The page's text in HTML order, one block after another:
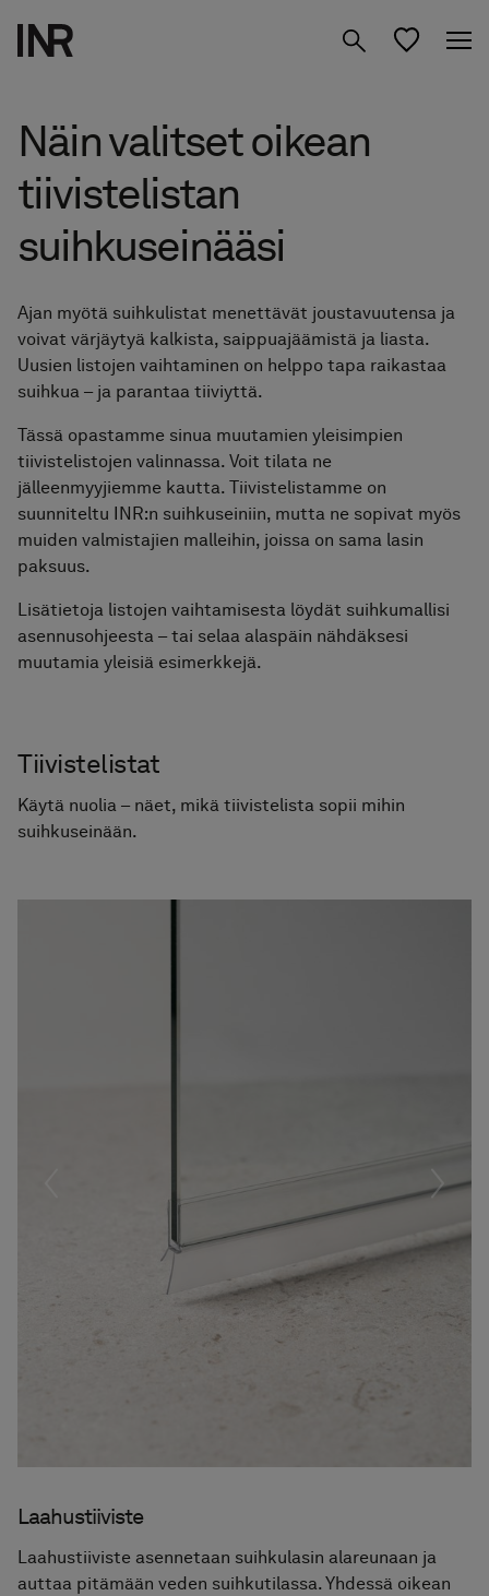
Tuotteet
Suihkuseinät
Säilytys
Peilit
Hanat & tarvikkeet
Pyyhekuivaimet
Graniittikeramiikka
Inspiraatio
Suunnittele
kylpyhuoneesi
01 Löydä Moodisi
02 Suunnittele Studiossa
03 Siirry jälleenmyyjälle
Tietoa meistä
Studio
Etsi jälleenmyyjä
Näin valitset oikean
tiivistelistan
suihkuseinääsi
Ajan myötä suihkulistat menettävät joustavuutensa ja
voivat värjäytyä kalkista, saippuajäämistä ja liasta.
Uusien listojen vaihtaminen on helppo tapa raikastaa
suihkua – ja parantaa tiiviyttä.
Tässä opastamme sinua muutamien yleisimpien
tiivistelistojen valinnassa. Voit tilata ne
jälleenmyyjiemme kautta. Tiivistelistamme on
suunniteltu INR:n suihkuseiniin, mutta ne sopivat myös
muiden valmistajien malleihin, joissa on sama lasin
paksuus.
Lisätietoja listojen vaihtamisesta löydät suihkumallisi
asennusohjeesta – tai selaa alaspäin nähdäksesi
muutamia yleisiä esimerkkejä.
Tiivistelistat
Käytä nuolia – näet, mikä tiivistelista sopii mihin
suihkuseinään.
Nästa
Laahustiiviste
Laahustiiviste asennetaan suihkulasin alareunaan ja
auttaa pitämään veden suihkutilassa. Yhdessä oikean